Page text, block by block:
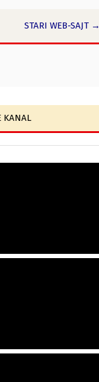
STARI WEB-SAJT →
KANAL